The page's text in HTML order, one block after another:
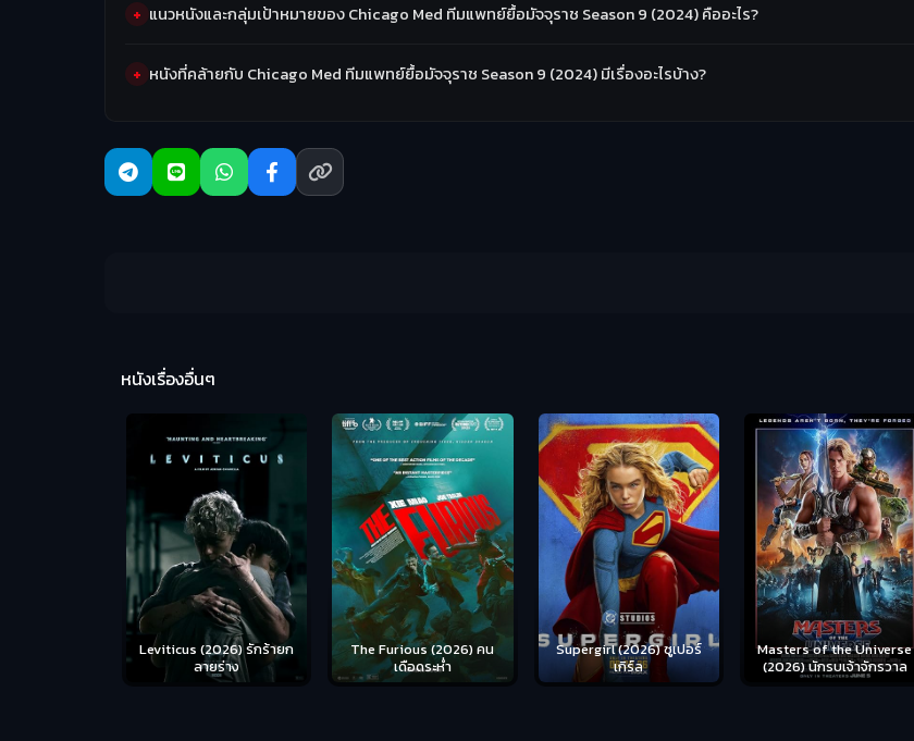
แนวหนังและกลุ่มเป้าหมายของ Chicago Med ทีมแพทย์ยื้อมัจจุราช Season 9 (2024) คืออะไร?
หนังที่คล้ายกับ Chicago Med ทีมแพทย์ยื้อมัจจุราช Season 9 (2024) มีเรื่องอะไรบ้าง?
หนังเรื่องอื่นๆ
Leviticus (2026) รักร้ายก
ลายร่าง
The Furious (2026) คน
เดือดระห่ำ
Supergirl (2026) ซูเปอร์
เกิร์ล
Masters of the Universe
(2026) นักรบเจ้าจักรวาล